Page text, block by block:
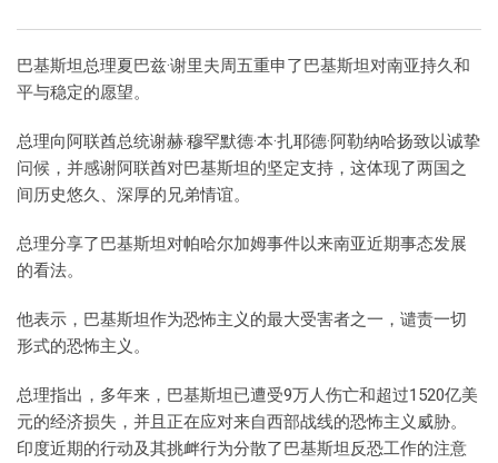
巴基斯坦总理夏巴兹·谢里夫周五重申了巴基斯坦对南亚持久和
平与稳定的愿望。
总理向阿联酋总统谢赫·穆罕默德·本·扎耶德·阿勒纳哈扬致以诚挚
问候，并感谢阿联酋对巴基斯坦的坚定支持，这体现了两国之
间历史悠久、深厚的兄弟情谊。
总理分享了巴基斯坦对帕哈尔加姆事件以来南亚近期事态发展
的看法。
他表示，巴基斯坦作为恐怖主义的最大受害者之一，谴责一切
形式的恐怖主义。
总理指出，多年来，巴基斯坦已遭受9万人伤亡和超过1520亿美
元的经济损失，并且正在应对来自西部战线的恐怖主义威胁。
印度近期的行动及其挑衅行为分散了巴基斯坦反恐工作的注意